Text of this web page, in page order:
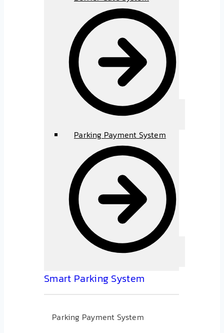
Parking Payment System
Smart Parking System
Parking Payment System